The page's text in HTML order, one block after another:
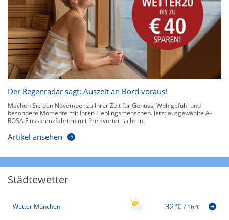
Der Regenradar sagt: Auszeit an Bord voraus!
Machen Sie den November zu Ihrer Zeit für Genuss, Wohlgefühl und
besondere Momente mit Ihren Lieblingsmenschen. Jetzt ausgewählte A-
ROSA Flusskreuzfahrten mit Preisvorteil sichern.
Artikel ansehen
Städtewetter
Wetter München 32°C/16°C